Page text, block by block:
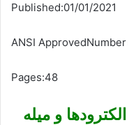
Published:01/01/2021
ANSI ApprovedNumber
Pages:48
و میله